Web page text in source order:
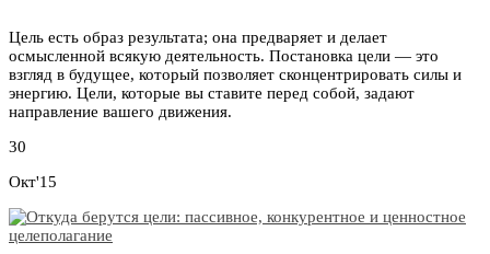
Цель есть образ результата; она предваряет и делает
осмысленной всякую деятельность. Постановка цели — это
взгляд в будущее, который позволяет сконцентрировать силы и
энергию. Цели, которые вы ставите перед собой, задают
направление вашего движения.
30
Окт'15